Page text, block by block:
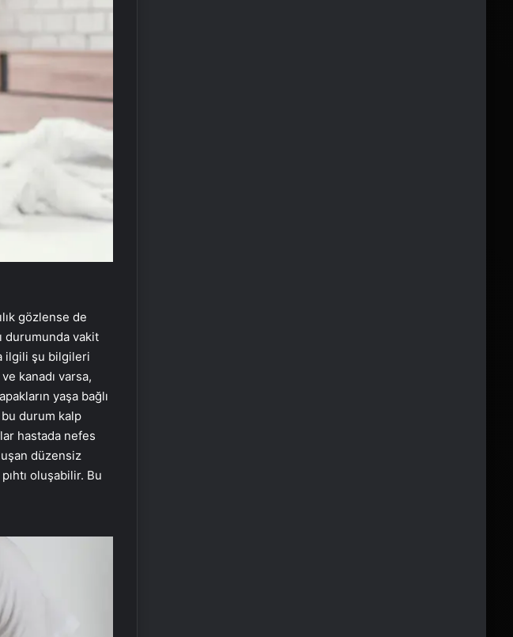
gözlense de
durumunda vakit
ilgili şu bilgileri
kanadı varsa,
yaşa bağlı
bu durum kalp
hastada nefes
düzensiz
oluşabilir. Bu